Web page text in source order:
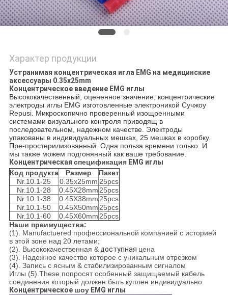
Характер продукции
Устранимая концентрическая игла EMG на медицинские
аксессуары 0.35x25mm
Концентрическое введение EMG иглы
Высококачественный, оцененное значение, концентрические
электроды иглы EMG изготовленные электроникой Сучжоу
Repusi. Микроскопично проверенный изощренными
системами визуального контроля приводящ в
последовательном, надежном качестве. Электроды
упакованы в индивидуальных мешках, 25 мешках в коробку.
Пре-простерилизованный. Одна польза времени только. И
мы также можем подгонянный как ваше требование.
Концентрическая спецификацияEMG иглы
Код продукта
Размер
Пакет
Nr.10.1-25
0.35x25mm 25pcs
Nr.10.1-28
0.45X28mm25pcs
Nr.10.1-38
0.45X38mm25pcs
Nr.10.1-50
0.45X50mm25pcs
Nr.10.1-60
0.45X60mm25pcs
Наши преимущества:
(1). Manufactuered профессиональной компанией с историей
в этой зоне над 20 летами;
(2). Высококачественная &доступная цена
(3). Надежное качество которое с уникальным отрезком
(4). Запись с ясным & стабилизированным сигналом
Иглы (5).These попросят особенный защищаемый кабель
соединения который должен быть куплен индивидуально.
Концентрическое шоуEMG иглы